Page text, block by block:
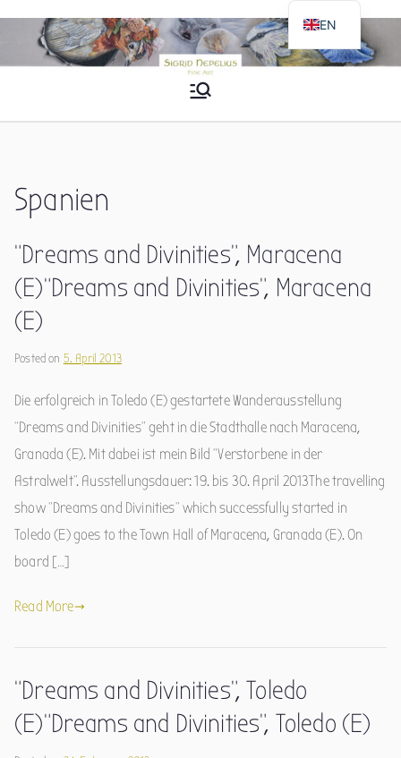
content
Sigrid Nepelius
Fine Art
Spanien
“Dreams and Divinities”, Maracena
(E)“Dreams and Divinities”, Maracena
(E)
Posted on 5. April 2013
Die erfolgreich in Toledo (E) gestartete Wanderausstellung
“Dreams and Divinities” geht in die Stadthalle nach Maracena,
Granada (E). Mit dabei ist mein Bild “Verstorbene in der
Astralwelt”. Ausstellungsdauer: 19. bis 30. April 2013The travelling
show “Dreams and Divinities” which successfully started in
Toledo (E) goes to the Town Hall of Maracena, Granada (E). On
board […]
Read More
“Dreams and Divinities”, Toledo
(E)“Dreams and Divinities”, Toledo (E)
EN
DE